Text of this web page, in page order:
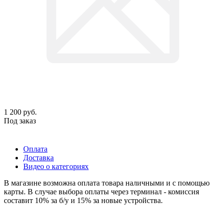
1 200 руб.
Под заказ
Оплата
Доставка
Видео о категориях
В магазине возможна оплата товара наличными и с помощью
карты. В случае выбора оплаты через терминал - комиссия
составит 10% за б/у и 15% за новые устройства.